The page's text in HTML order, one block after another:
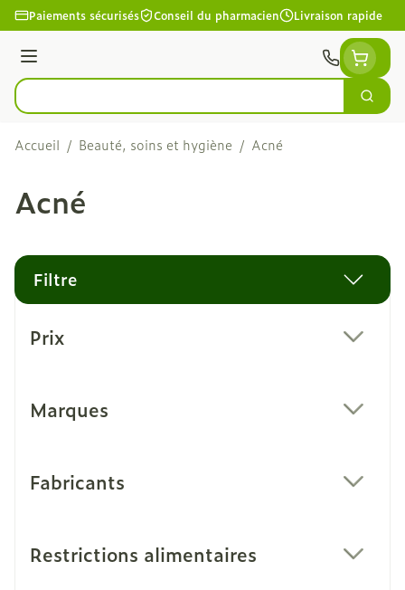
Aller au contenu
Paiements sécurisés Conseil du pharmacien Livraison rapide
Menu
Rechercher
Accueil / Beauté, soins et hygiène / Acné
Acné
Filtre
Prix
Marques
Fabricants
Restrictions alimentaires